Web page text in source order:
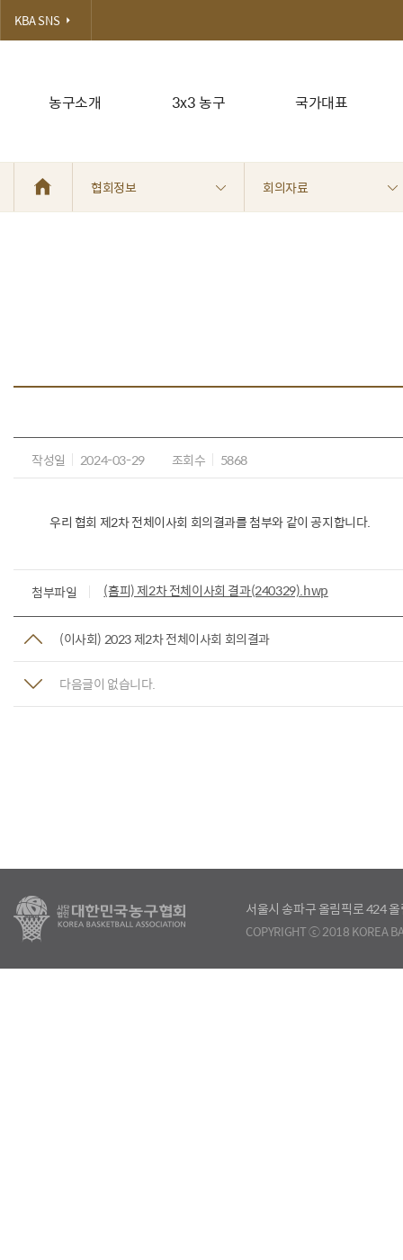
농구소개 3x3 농구 국가대표
KBA SNS
협회정보 회의자료
작성일 2024-03-29 조회수 5868
우리 협회 제2차 전체이사회 회의결과를 첨부와 같이 공지합니다.
첨부파일 (홈피) 제2차 전체이사회 결과(240329).hwp
(이사회) 2023 제2차 전체이사회 회의결과
다음글이 없습니다.
서울시 송파구 올림픽로 424
COPYRIGHT ⓒ 2018 KOREA